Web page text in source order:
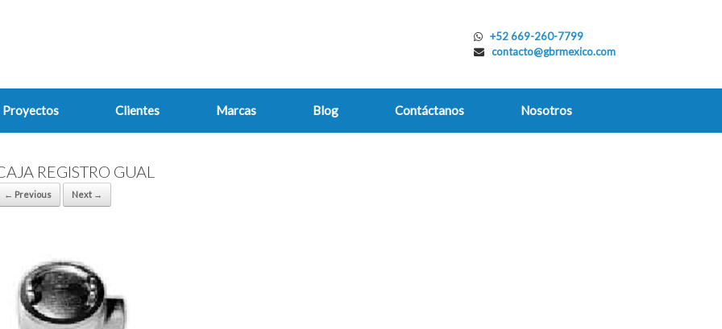
+52 669-260-7799
contacto@gbrmexico.com
Proyectos Clientes Marcas Blog Contáctanos Nosotros
REGISTRO GUAL
← Previous Next →